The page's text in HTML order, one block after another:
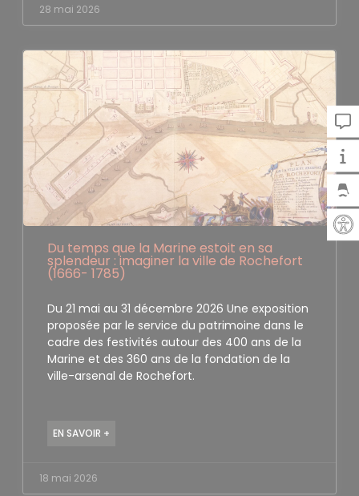
28 mai 2026
Du temps que la Marine estoit en sa
splendeur : imaginer la ville de Rochefort
(1666- 1785)
Du 21 mai au 31 décembre 2026 Une exposition
proposée par le service du patrimoine dans le
cadre des festivités autour des 400 ans de la
Marine et des 360 ans de la fondation de la
ville-arsenal de Rochefort.
EN SAVOIR +
18 mai 2026